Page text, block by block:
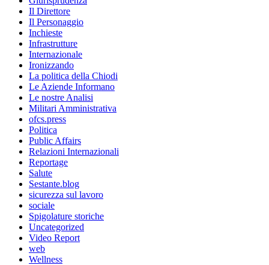
Il Direttore
Il Personaggio
Inchieste
Infrastrutture
Internazionale
Ironizzando
La politica della Chiodi
Le Aziende Informano
Le nostre Analisi
Militari Amministrativa
ofcs.press
Politica
Public Affairs
Relazioni Internazionali
Reportage
Salute
Sestante.blog
sicurezza sul lavoro
sociale
Spigolature storiche
Uncategorized
Video Report
web
Wellness